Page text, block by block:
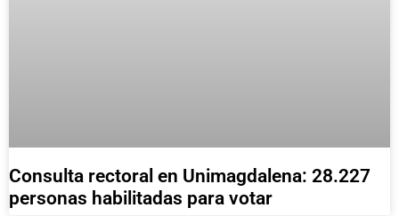
Consulta rectoral en Unimagdalena: 28.227
personas habilitadas para votar